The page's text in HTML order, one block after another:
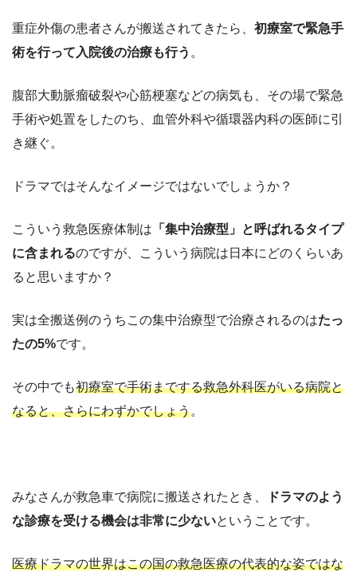
重症外傷の患者さんが搬送されてきたら、 初療室で緊急手
術を行って入院後の治療も行う 。
腹部大動脈瘤破裂や心筋梗塞などの病気も、その場で緊急
手術や処置をしたのち、血管外科や循環器内科の医師に引
き継ぐ。
ドラマではそんなイメージではないでしょうか？
こういう救急医療体制は 「集中治療型」と呼ばれるタイプ
に含まれるのですが、こういう病院は日本にどのくらいあ
ると思いますか？
実は全搬送例のうちこの集中治療型で治療されるのはたっ
たの5%です。
その中でも初療室で手術までする救急外科医がいる病院と
なると、さらにわずかでしょう。
みなさんが救急車で病院に搬送されたとき、
ドラマのよう
な診療を受ける機会は非常に少ないということです。
医療ドラマの世界はこの国の救急医療の代表的な姿ではな